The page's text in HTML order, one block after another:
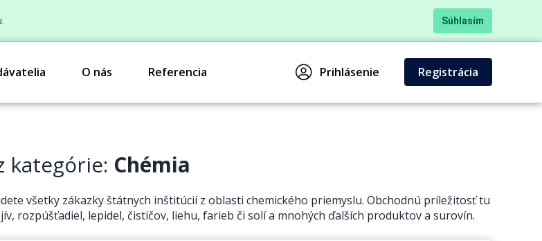
Súhlasím
O nás Referencia Prihlásenie Registrácia
kategórie: Chémia
všetky zákazky štátnych inštitúcií z oblasti chemického priemyslu. Obchodnú príležitosť tu
rozpúšťadiel, lepidel, čističov, liehu, farieb či solí a mnohých ďalších produktov a surovín.